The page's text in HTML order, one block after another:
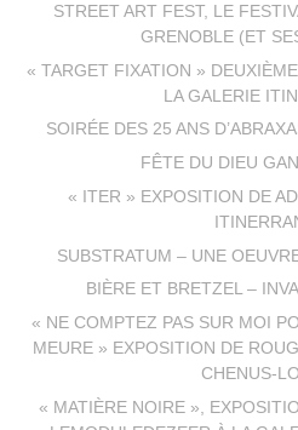
STREET ART FEST, LE
GRENOBLE (ET
« TARGET FIXATION »
LA GALERIE
SOIRÉE DES 25 ANS
FÊTE DU DIEU
« ITER » EXPOSITION DE
SUBSTRATUM – UNE
BIÈRE ET BRETZEL –
« NE COMPTEZ PAS SUR MOI
MEURE » EXPOSITION DE
CHENUS-
« MATIÈRE NOIRE »,